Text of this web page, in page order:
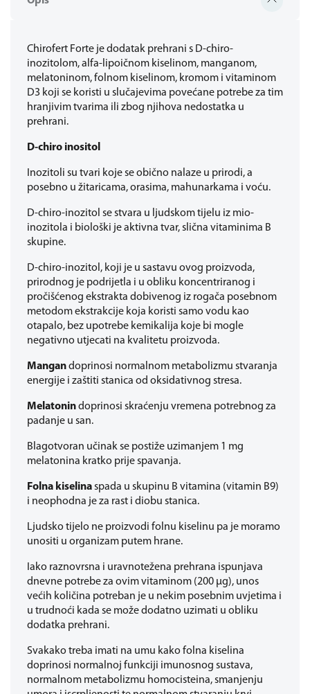
Chirofert Forte je dodatak prehrani s D-chiro-
inozitolom, alfa-lipoičnom kiselinom, manganom,
melatoninom, folnom kiselinom, kromom i vitaminom
D3 koji se koristi u slučajevima povećane potrebe za tim
hranjivim tvarima ili zbog njihova nedostatka u
prehrani.
D-chiro inositol
Inozitoli su tvari koje se obično nalaze u prirodi, a
posebno u žitaricama, orasima, mahunarkama i voću.
D-chiro-inozitol se stvara u ljudskom tijelu iz mio-
inozitola i biološki je aktivna tvar, slična vitaminima B
skupine.
D-chiro-inozitol, koji je u sastavu ovog proizvoda,
prirodnog je podrijetla i u obliku koncentriranog i
pročišćenog ekstrakta dobivenog iz rogača posebnom
metodom ekstrakcije koja koristi samo vodu kao
otapalo, bez upotrebe kemikalija koje bi mogle
negativno utjecati na kvalitetu proizvoda.
Mangandoprinosi normalnom metabolizmu stvaranja
energije i zaštiti stanica od oksidativnog stresa.
Melatonindoprinosi skraćenju vremena potrebnog za
padanje u san.
Blagotvoran učinak se postiže uzimanjem 1 mg
melatonina kratko prije spavanja.
Folna kiselinaspada u skupinu B vitamina (vitamin B9)
i neophodna je za rast i diobu stanica.
Ljudsko tijelo ne proizvodi folnu kiselinu pa je moramo
unositi u organizam putem hrane.
Iako raznovrsna i uravnotežena prehrana ispunjava
dnevne potrebe za ovim vitaminom (200 µg), unos
većih količina potreban je u nekim posebnim uvjetima i
u trudnoći kada se može dodatno uzimati u obliku
dodatka prehrani.
Svakako treba imati na umu kako folna kiselina
doprinosi normalnoj funkciji imunosnog sustava,
normalnom metabolizmu homocisteina, smanjenju